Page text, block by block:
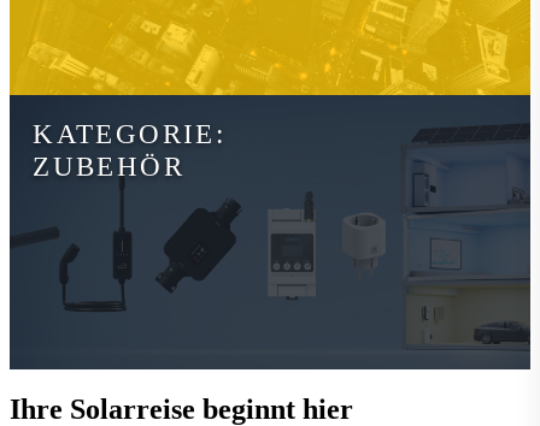
KATEGORIE:
ZUBEHÖR
Ihre Solarreise beginnt hier